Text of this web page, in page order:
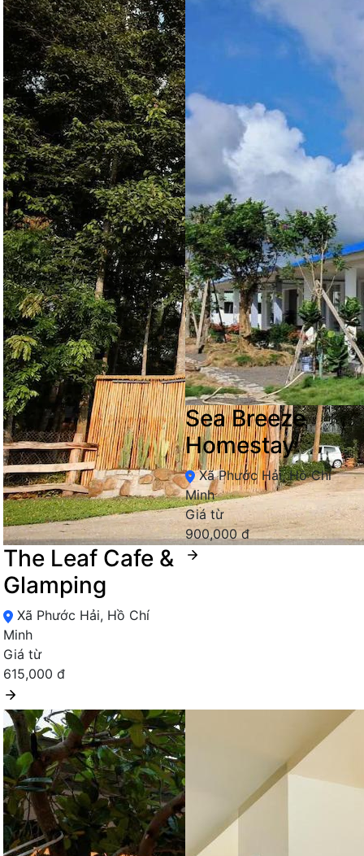
The Leaf Cafe &
Glamping
Xã Phước Hải, Hồ Chí
Minh
Giá từ
615,000 đ
Sea Breeze
Homestay
Xã Phước Hải, Hồ Chí
Minh
Giá từ
900,000 đ